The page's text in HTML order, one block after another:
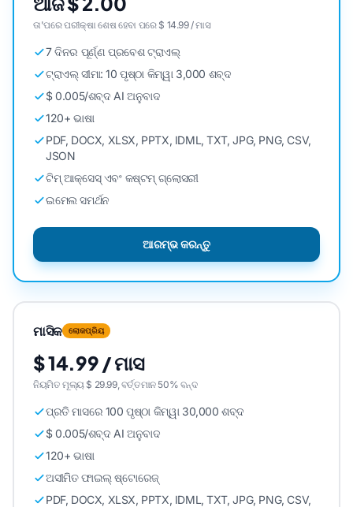
ତା'ପରେ ପରୀକ୍ଷା ଶେଷ ହେବା ପରେ $ 14.99 / ମାସ
7 ଦିନର ପୂର୍ଣ୍ଣ ପ୍ରବେଶ ଟ୍ରାଏଲ୍
ଟ୍ରାଏଲ୍ ସୀମା: 10 ପୃଷ୍ଠା କିମ୍ୱା 3,000 ଶବ୍ଦ
$ 0.005/ଶବ୍ଦ AI ଅନୁବାଦ
120+ ଭାଷା
PDF, DOCX, XLSX, PPTX, IDML, TXT, JPG, PNG, CSV,
JSON
ଟିମ୍ ଆକ୍ସେସ୍ ଏବଂ କଷ୍ଟମ୍ ଗ୍ଲୋସରୀ
ଇମେଲ ସମର୍ଥନ
ଆରମ୍ଭ କରନ୍ତୁ
ମାସିକ ଲୋକପ୍ରିୟ
$ 14.99 / ମାସ
ନିୟମିତ ମୂଲ୍ୟ $ 29.99, ବର୍ତ୍ତମାନ 50% ବନ୍ଦ
ପ୍ରତି ମାସରେ 100 ପୃଷ୍ଠା କିମ୍ୱା 30,000 ଶବ୍ଦ
$ 0.005/ଶବ୍ଦ AI ଅନୁବାଦ
120+ ଭାଷା
ଅସୀମିତ ଫାଇଲ୍ ଷ୍ଟୋରେଜ୍
PDF, DOCX, XLSX, PPTX, IDML, TXT, JPG, PNG, CSV,